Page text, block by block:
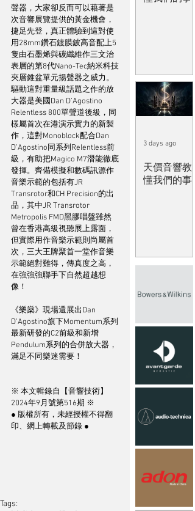
聲器，大家卻反而可以藉著是
次音響展覽提供的黃金機會，
捷足先登，真正體驗到這對使
用28mm鑽石鍍膜鈹高音配上5
隻由石墨烯與碳纖維作三文治
表層的第8代Nano-Tec納米科技
夾層錐盆單元揚聲器之威力。
驅動這對重量級話題之作的放
大器是美國Dan D’Agostino
Relentless 800單聲道後級，同
樣屬首次在港演示實力的新製
作，這對Monoblock配合Dan
D’Agostino同系列Relentless前
級，有助把Magico M7潛能徹底
發揮。齊備模擬和數碼訊源作
音樂示範的包括有JR
Transrotor和CH Precision的出
品，其中JR Transrotor
Metropolis FMD黑膠唱盤雖然
曾在香港高級視聽展上露面，
但實際用作音樂示範則尚屬首
次，三大王牌聚首一堂作音樂
示範絕對難得，傳真度之高，
在強強強聯手下自然超越想
像！
《樂燊》現場還展出Dan
D’Agostino旗下Momentum系列
最新研發的C2前級和新增
Pendulum系列的合併放大器，
滿足不同樂迷需要！
※ 本文輯錄自【音響技術】
2024年9月號第516期 ※
● 版權所有，未經授權不得翻
印、網上轉載及節錄 ●
Tags:
天價音響教
懂我們的事
3 days ago